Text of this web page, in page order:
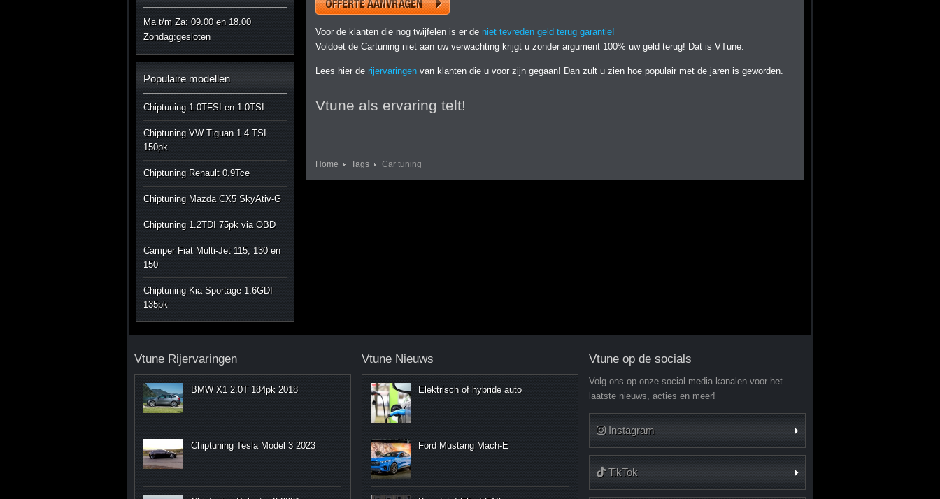
Ma t/m Za: 09.00 en 18.00
Zondag:gesloten
Populaire modellen
Chiptuning 1.0TFSI en 1.0TSI
Chiptuning VW Tiguan 1.4 TSI
150pk
Chiptuning Renault 0.9Tce
Chiptuning Mazda CX5 SkyAtiv-G
Chiptuning 1.2TDI 75pk via OBD
Camper Fiat Multi-Jet 115, 130 en
150
Chiptuning Kia Sportage 1.6GDI
135pk
Voor de klanten die nog twijfelen is er de niet tevreden geld terug garantie!
Voldoet de Cartuning niet aan uw verwachting krijgt u zonder argument 100% uw geld terug! Dat is VTune.
Lees hier de rijervaringenvan klanten die u voor zijn gegaan! Dan zult u zien hoe populair met de jaren is geworden.
Vtune als ervaring telt!
Home Tags Car tuning
Vtune Rijervaringen
BMW X1 2.0T 184pk 2018
Chiptuning Tesla Model 3 2023
Vtune Nieuws
Elektrisch of hybride auto
Ford Mustang Mach-E
Vtune op de socials
Volg ons op onze social media kanalen voor het
laatste nieuws, acties en meer!
Instagram
TikTok